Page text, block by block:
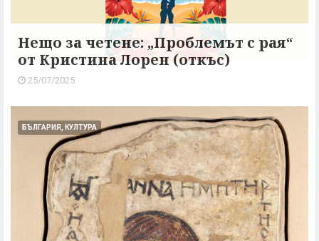
Нещо за четене: „Проблемът с рая“
от Кристина Лорен (откъс)
25/07/2025
БЪЛГАРИЯ, КУЛТУРА